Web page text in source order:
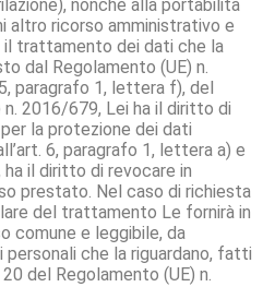
nonché alla portabilità
altro ricorso amministrativo e
il trattamento dei dati che la
dal Regolamento (UE) n.
paragrafo 1, lettera f), del
2016/679, Lei ha il diritto di
la protezione dei dati
6, paragrafo 1, lettera a) e
il diritto di revocare in
prestato. Nel caso di richiesta
del trattamento Le fornirà in
comune e leggibile, da
che la riguardano, fatti
del Regolamento (UE) n.